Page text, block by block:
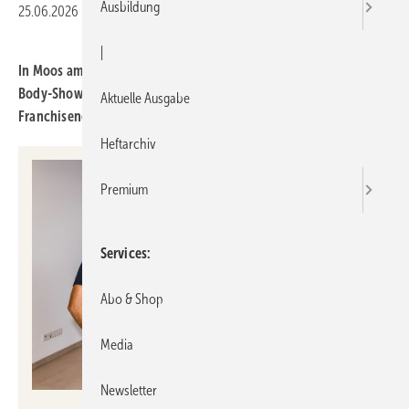
25.06.2026 Druckvorschau
In Moos am Bodensee hat der 22-jäh­rige Felix Eger einen Bad-&-
Body-Show­room eröffnet und ist damit der bis­her jüngste
Franchisenehmer bei der MHK Group.
Ausbildung
Aktuelle Ausgabe
Heftarchiv
Premium
Services
Abo & Shop
Media
Newsletter